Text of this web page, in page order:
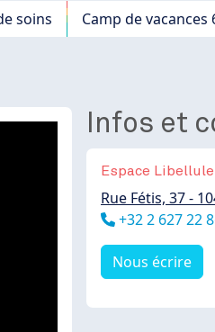
soins Camp de vacances
Infos et
Espace
Rue Fétis, 37 -
Téléphone
+32 2 627 22
Nous écrire